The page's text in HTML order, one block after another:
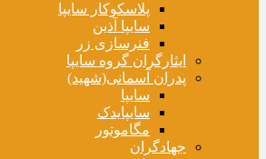
پلاسکوکار سایپا
سایپا آذین
فنرسازی زر
ایثارگران گروه سایپا
پدران آسمانی(شهید)
سایپا
سایپایدک
مگاموتور
جهادگران